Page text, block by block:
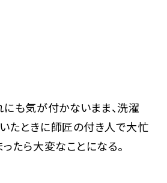
にも気が付かないまま、洗濯
たときに師匠の付き人で大忙
たら大変なことになる。